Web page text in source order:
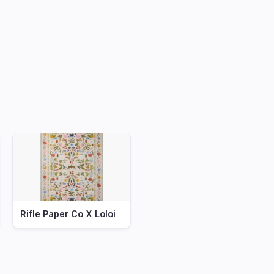
Rifle Paper Co X Loloi